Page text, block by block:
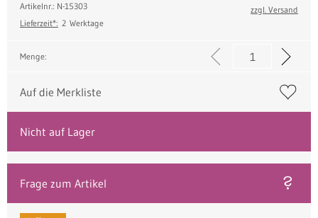
Artikelnr.: N-15303
Lieferzeit*: 2 Werktage
zzgl. Versand
Menge:
Auf die Merkliste
Nicht auf Lager
Frage zum Artikel